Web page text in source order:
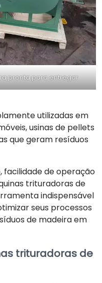
pronta para entregar
utilizadas em
usinas de pellets
que geram resíduos
de operação
trituradoras de
indispensável
seus processos
de madeira em
trituradoras de